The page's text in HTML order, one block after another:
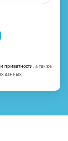
приватности, а также
данных